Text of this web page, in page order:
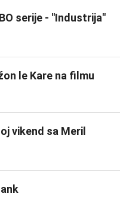
serije - "Industrija"
le Kare na filmu
vikend sa Meril